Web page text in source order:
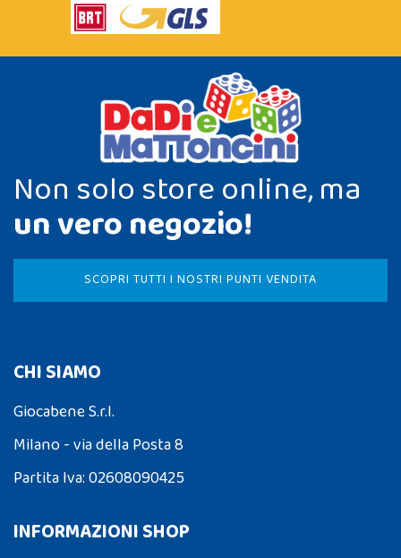
Non solo store online, ma
un vero negozio!
SCOPRI TUTTI I NOSTRI PUNTI VENDITA
CHI SIAMO
Giocabene S.r.l.
Milano - via della Posta 8
Partita Iva: 02608090425
INFORMAZIONI SHOP